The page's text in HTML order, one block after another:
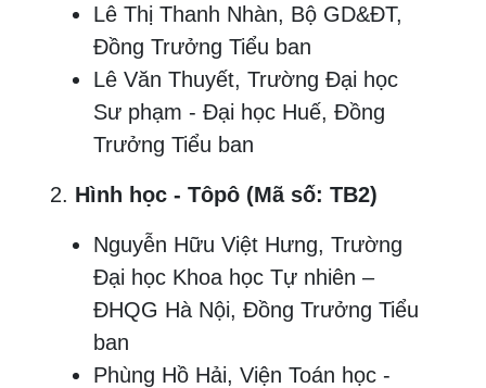
Lê Thị Thanh Nhàn, Bộ GD&ĐT,
Đồng Trưởng Tiểu ban
Lê Văn Thuyết, Trường Đại học
Sư phạm - Đại học Huế, Đồng
Trưởng Tiểu ban
2. Hình học - Tôpô (Mã số: TB2)
Nguyễn Hữu Việt Hưng, Trường
Đại học Khoa học Tự nhiên –
ĐHQG Hà Nội, Đồng Trưởng Tiểu
ban
Phùng Hồ Hải, Viện Toán học -